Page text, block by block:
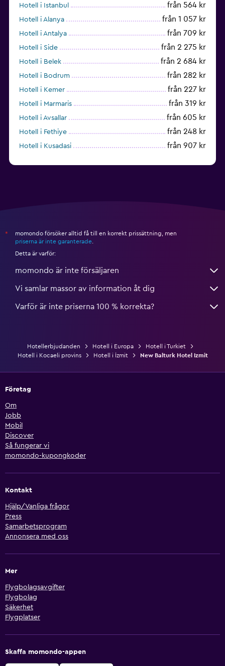
Hotell i Istanbul från 564 kr
Hotell i Alanya från 1 057 kr
Hotell i Antalya från 709 kr
Hotell i Side från 2 275 kr
Hotell i Belek från 2 684 kr
Hotell i Bodrum från 282 kr
Hotell i Kemer från 227 kr
Hotell i Marmaris från 319 kr
Hotell i Avsallar från 605 kr
Hotell i Fethiye från 248 kr
Hotell i Kusadasi från 907 kr
*
momondo försöker alltid få till en korrekt prissättning, men
priserna är inte garanterade
Detta är varför:
momondo är inte försäljaren
Vi samlar massor av information åt dig
Varför är inte priserna 100 % korrekta?
Hotellerbjudanden Hotell i Europa
Hotell i Turkiet
Hotell i Kocaeli provins
Hotell i İzmit New Balturk Hotel Izmit
Företag
Om
Jobb
Mobil
Discover
Så fungerar vi
momondo-kupongkoder
Kontakt
Hjälp/Vanliga frågor
Press
Samarbetsprogram
Annonsera med oss
Mer
Flygbolagsavgifter
Flygbolag
Säkerhet
Flygplatser
Skaffa momondo-appen